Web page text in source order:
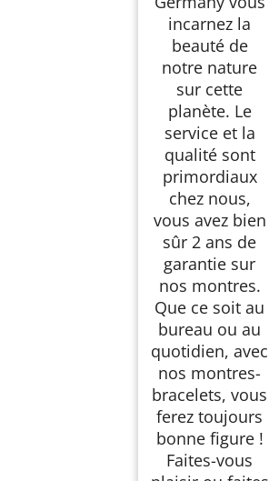
incarnez la
beauté de
notre nature
sur cette
planète. Le
service et la
qualité sont
primordiaux
chez nous,
vous avez bien
sûr 2 ans de
garantie sur
nos montres.
Que ce soit au
bureau ou au
quotidien, avec
nos montres-
bracelets, vous
ferez toujours
bonne figure !
Faites-vous